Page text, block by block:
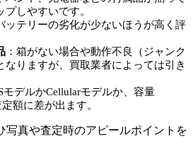
しやすいです。
ッテリーの劣化が少ないほうが高く評
：箱がない場合や動作不良（ジャンク
なりますが、買取業者によっては引き
モデルかCellularモデルか、容量
額に差が出ます。
写真や査定時のアピールポイントを